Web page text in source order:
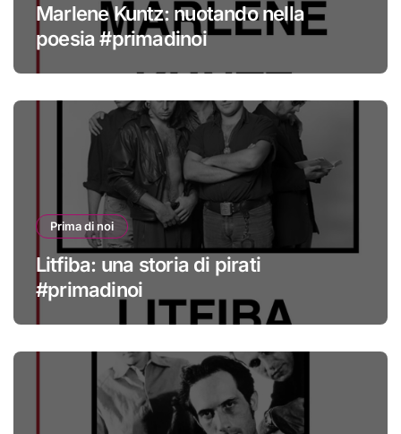
Marlene Kuntz: nuotando nella
poesia #primadinoi
Prima di noi
Litfiba: una storia di pirati
#primadinoi